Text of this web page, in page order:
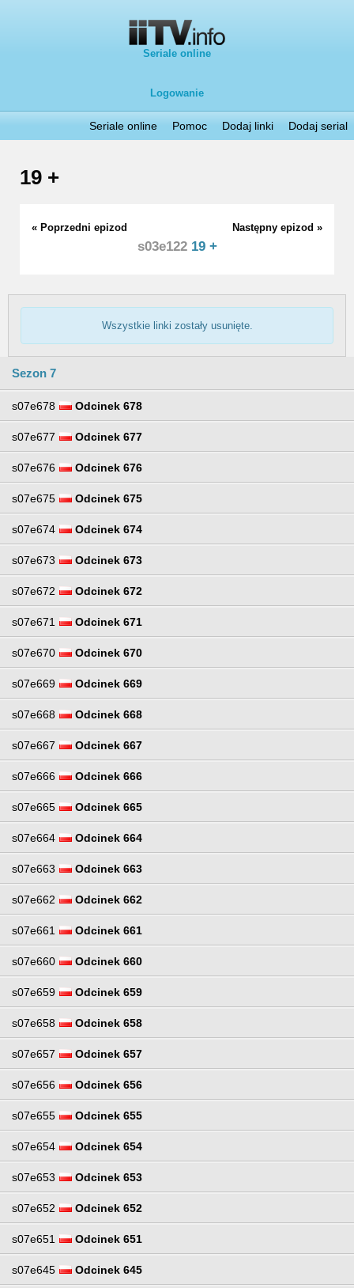
Seriale online
Logowanie
Seriale online Pomoc Dodaj linki Dodaj serial
19 +
« Poprzedni epizod Następny epizod »
s03e12219 +
Wszystkie linki zostały usunięte.
Sezon 7
s07e678 Odcinek 678
s07e677 Odcinek 677
s07e676 Odcinek 676
s07e675 Odcinek 675
s07e674 Odcinek 674
s07e673 Odcinek 673
s07e672 Odcinek 672
s07e671 Odcinek 671
s07e670 Odcinek 670
s07e669 Odcinek 669
s07e668 Odcinek 668
s07e667 Odcinek 667
s07e666 Odcinek 666
s07e665 Odcinek 665
s07e664 Odcinek 664
s07e663 Odcinek 663
s07e662 Odcinek 662
s07e661 Odcinek 661
s07e660 Odcinek 660
s07e659 Odcinek 659
s07e658 Odcinek 658
s07e657 Odcinek 657
s07e656 Odcinek 656
s07e655 Odcinek 655
s07e654 Odcinek 654
s07e653 Odcinek 653
s07e652 Odcinek 652
s07e651 Odcinek 651
s07e645 Odcinek 645